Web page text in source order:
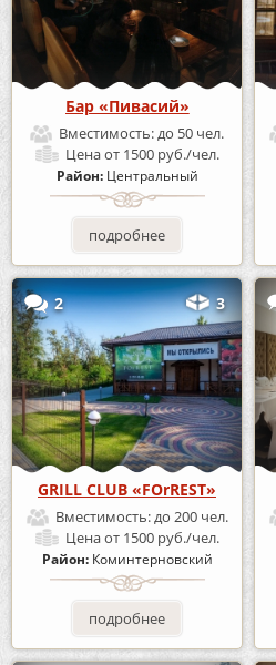
Бар «Пивасий»
Вместимость:до 50 чел.
Ценаот 1500 руб./чел.
Район: Центральный
подробнее
2 3
GRILL CLUB «FOrREST»
Вместимость:до 200 чел.
Ценаот 1500 руб./чел.
Район: Коминтерновский
подробнее